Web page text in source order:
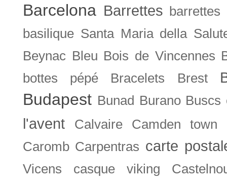
Barcelona Barrettes
basilique Santa Maria della
Beynac Bleu Bois de Vincennes
bottes pépé
Bracelets Brest
Budapest Bunad Burano Buscs
l'avent Calvaire Camden town
Caromb Carpentras carte
Vicens casque viking